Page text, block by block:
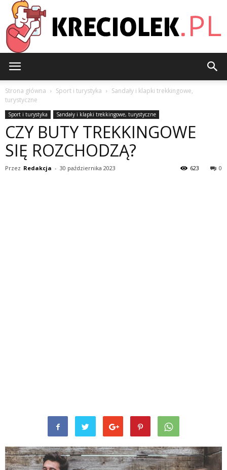
Strona główna Sport i turystyka
Sandały i klapki trekkingowe,
turystyczne
Sport i turystyka Sandały i klapki trekkingowe, turystyczne
CZY BUTY TREKKINGOWE
SIĘ ROZCHODZĄ?
Przez Redakcja - 30 października 2023 0
623